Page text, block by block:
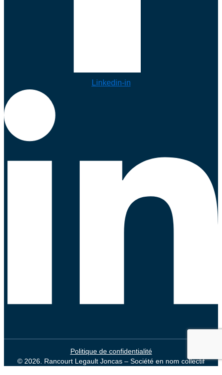
Linkedin-in
Politique de confidentialité
© 2026. Rancourt Legault Joncas – Société en nom collectif